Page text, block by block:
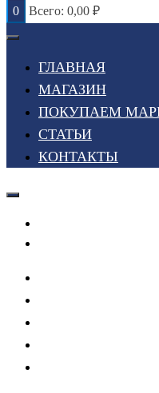
0
Всего: 0,00 ₽
ГЛАВНАЯ
МАГАЗИН
ПОКУПАЕМ
СТАТЬИ
КОНТАКТЫ